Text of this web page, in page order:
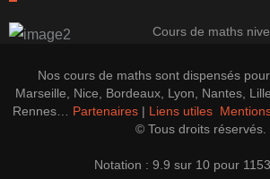
En savoir plus
Cours de maths
efficace.
Nos cours de maths sont dispensés pour
Marseille, Nice, Bordeaux, Lyon, Nantes,
Rennes… Partenaires | Liens utiles
© Tous droits réservés.
Notation : 9.9 sur 10 pour